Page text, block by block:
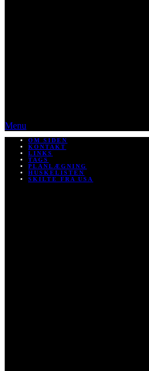
Menu
OM SIDEN
KONTAKT
LINKS
TAGS
PLANLÆGNING
HUSKELISTEN
SKILTE FRA USA